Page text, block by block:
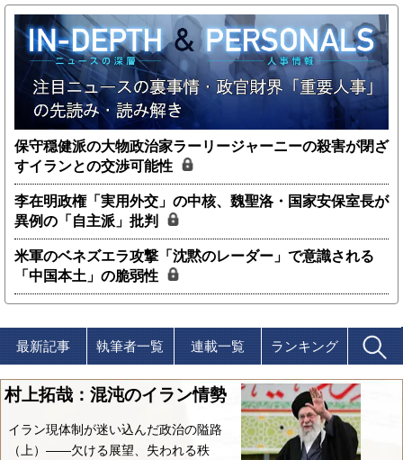
保守穏健派の大物政治家ラーリージャーニーの殺害が閉ざ
すイランとの交渉可能性
李在明政権「実用外交」の中核、魏聖洛・国家安保室長が
異例の「自主派」批判
米軍のベネズエラ攻撃「沈黙のレーダー」で意識される
「中国本土」の脆弱性
最新記事 執筆者一覧 連載一覧 ランキング
村上拓哉：混沌のイラン情勢
イラン現体制が迷い込んだ政治の隘路
（上）――欠ける展望、失われる秩